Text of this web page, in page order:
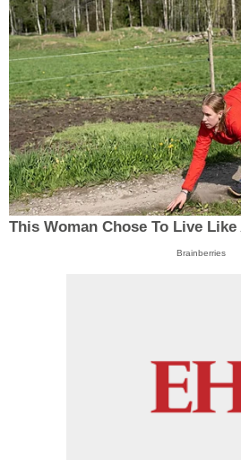
This Woman Chose To Live Like
Brainberries